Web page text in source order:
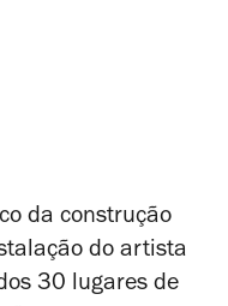
da construção
do artista
30 lugares de